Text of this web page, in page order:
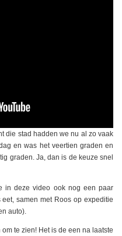
die stad hadden we nu al zo vaak
en was het veertien graden en
graden. Ja, dan is de keuze snel
in deze video ook nog een paar
samen met Roos op expeditie
auto).
te zien! Het is de een na laatste